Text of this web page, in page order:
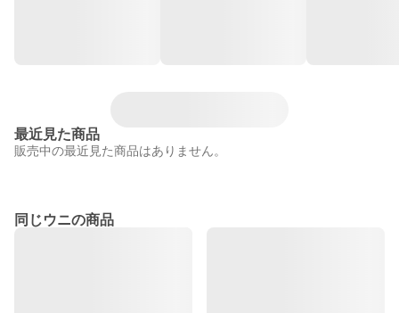
最近見た商品
販売中の最近見た商品はありません。
同じウニの商品